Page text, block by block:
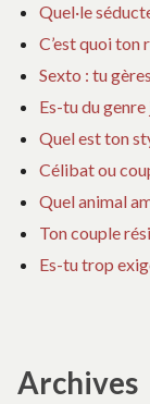
Quel·le
C’est quoi ton
Sexto : tu
Es-tu du genre
Quel est ton
Célibat ou
Quel animal
Ton couple
Es-tu trop
Archives